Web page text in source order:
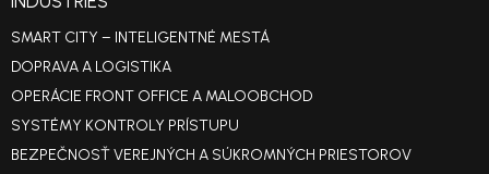
SMART CITY – INTELIGENTNÉ MESTÁ
DOPRAVA A LOGISTIKA
OPERÁCIE FRONT OFFICE A MALOOBCHOD
SYSTÉMY KONTROLY PRÍSTUPU
BEZPEČNOSŤ VEREJNÝCH A SÚKROMNÝCH PRIESTOROV